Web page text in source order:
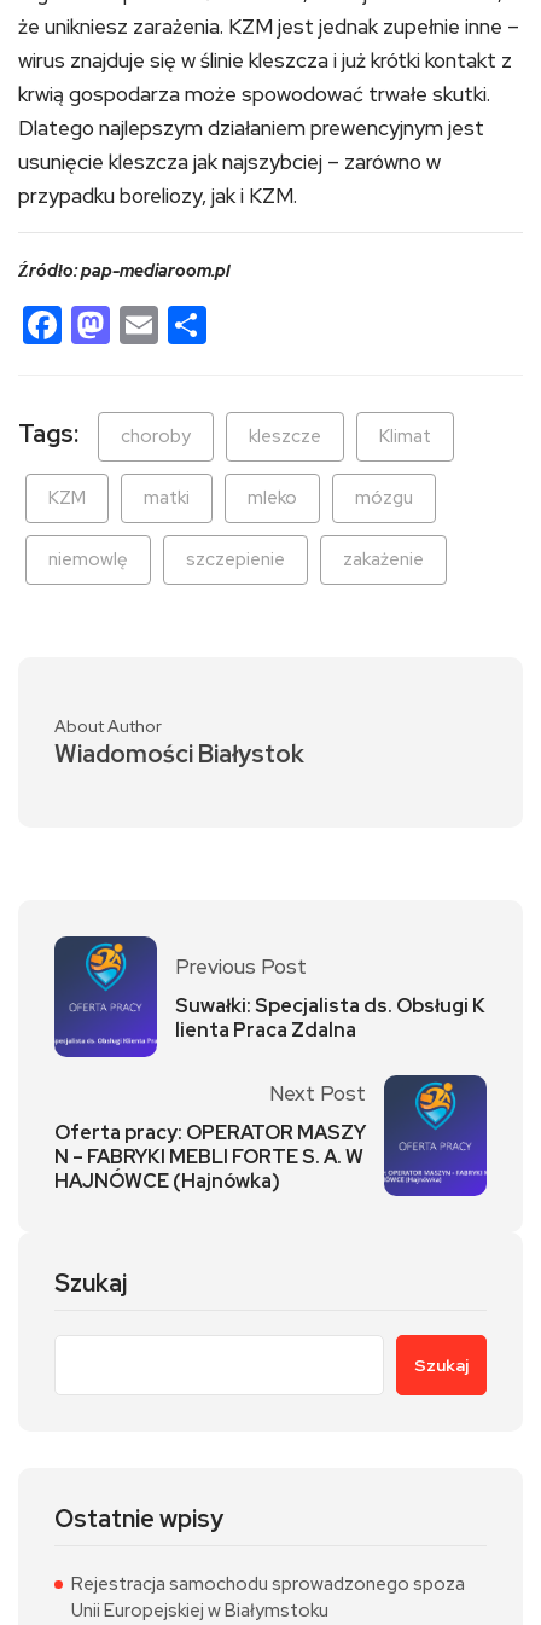
że unikniesz zarażenia. KZM jest jednak zupełnie inne –
wirus znajduje się w ślinie kleszcza i już krótki kontakt z
krwią gospodarza może spowodować trwałe skutki.
Dlatego najlepszym działaniem prewencyjnym jest
usunięcie kleszcza jak najszybciej – zarówno w
przypadku boreliozy, jak i KZM.
Źródło: pap-mediaroom.pl
Facebook
Mastodon
Email
Tags: choroby kleszcze Klimat
KZM matki mleko mózgu
niemowlę szczepienie zakażenie
About Author
Wiadomości Białystok
Previous Post
Suwałki: Specjalista ds. Obsługi K
lienta Praca Zdalna
Next Post
Oferta pracy: OPERATOR MASZY
N – FABRYKI MEBLI FORTE S. A. W
HAJNÓWCE (Hajnówka)
Szukaj
Szukaj
Ostatnie wpisy
Rejestracja samochodu sprowadzonego spoza
Unii Europejskiej w Białymstoku